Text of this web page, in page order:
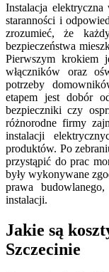
Instalacja
staranności i
zrozumieć, że
bezpieczeństwa
Pierwszym krokiem
włączników oraz
potrzeby
etapem jest dobór
bezpieczniki czy
różnorodne firmy
instalacji
produktów. Po
przystąpić do prac
były wykonywane
prawa
instalacji.
Jakie są
Szczecinie